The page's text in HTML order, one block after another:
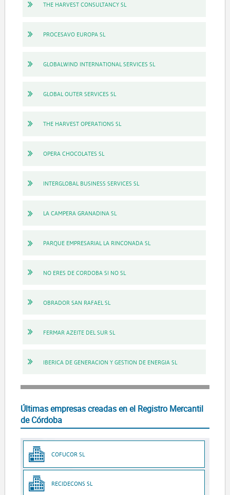
THE HARVEST CONSULTANCY SL
PROCESAVO EUROPA SL
GLOBALWIND INTERNATIONAL SERVICES SL
GLOBAL OUTER SERVICES SL
THE HARVEST OPERATIONS SL
OPERA CHOCOLATES SL
INTERGLOBAL BUSINESS SERVICES SL
LA CAMPERA GRANADINA SL
PARQUE EMPRESARIAL LA RINCONADA SL
NO ERES DE CORDOBA SI NO SL
OBRADOR SAN RAFAEL SL
FERMAR AZEITE DEL SUR SL
IBERICA DE GENERACION Y GESTION DE ENERGIA SL
Últimas empresas creadas en el Registro Mercantil
de Córdoba
COFUCOR SL
RECIDECONS SL